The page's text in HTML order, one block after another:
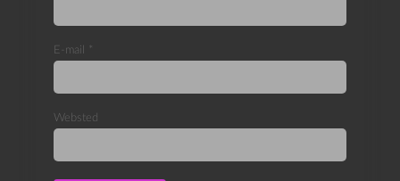
E-mail *
Websted